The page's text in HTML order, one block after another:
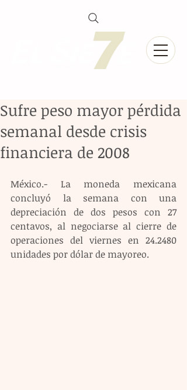
Sufre peso mayor pérdida
semanal desde crisis
financiera de 2008
México.- La moneda mexicana
concluyó la semana con una
depreciación de dos pesos con 27
centavos, al negociarse al cierre de
operaciones del viernes en 24.2480
unidades por dólar de mayoreo.